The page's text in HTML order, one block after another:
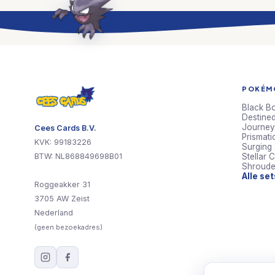
Cees Cards B.V.
KVK: 99183226
BTW: NL868849698B01
Roggeakker 31
3705 AW Zeist
Nederland
(geen bezoekadres)
Black
Surging
Stellar
Alle